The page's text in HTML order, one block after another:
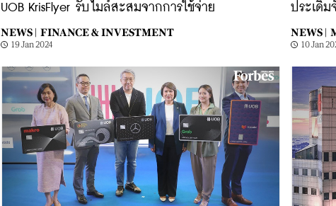
UOB KrisFlyer รับไมล์สะสมจากการใช้จ่าย
NEWS | FINANCE & INVESTMENT
19 Jan 2024
ประเดิม
NEWS |
10 Jan